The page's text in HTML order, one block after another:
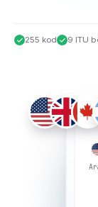
255 kod 9 ITU